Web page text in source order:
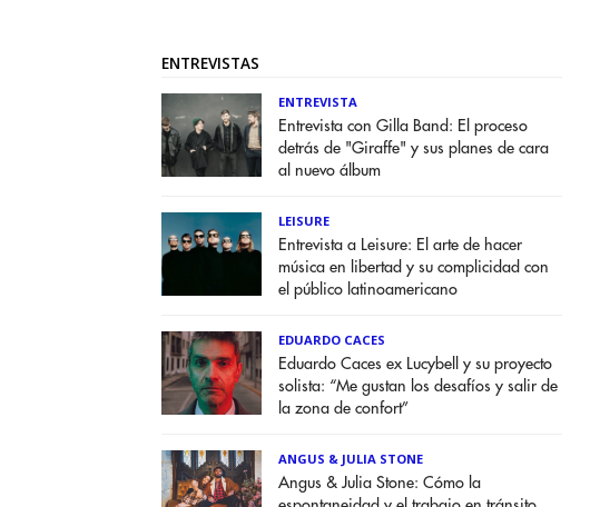
ENTREVISTAS
ENTREVISTA
Entrevista con Gilla Band: El proceso
detrás de "Giraffe" y sus planes de cara
al nuevo álbum
LEISURE
Entrevista a Leisure: El arte de hacer
música en libertad y su complicidad con
el público latinoamericano
EDUARDO CACES
Eduardo Caces ex Lucybell y su proyecto
solista: “Me gustan los desafíos y salir de
la zona de confort”
ANGUS & JULIA STONE
Angus & Julia Stone: Cómo la